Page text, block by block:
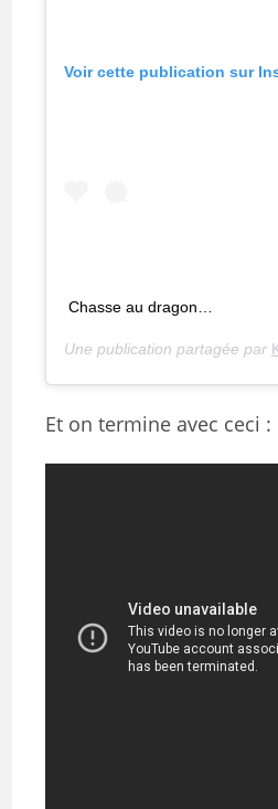
Voir cette publication sur
Chasse au dragon…
Une publication partagée par
Et on termine avec ceci :